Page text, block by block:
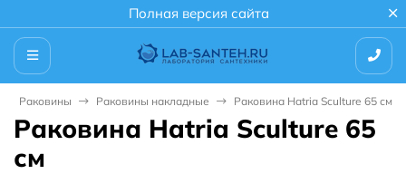
Полная версия сайта
Раковины Раковины накладные Раковина Hatria Sculture 65 см
Раковина Hatria Sculture 65
см